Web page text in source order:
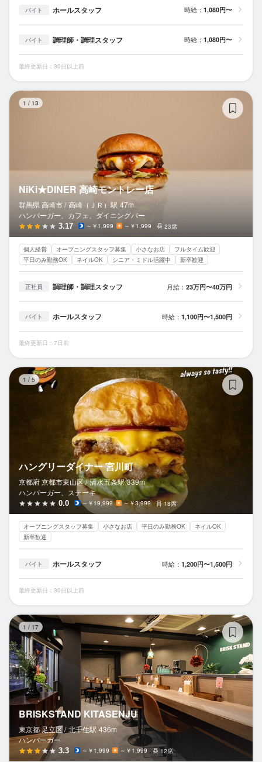
バイト ホールスタッフ 時給： 1,080円〜
バイト 調理師・調理スタッフ 時給： 1,080円〜
最終更新日：30日以上前
1 / 13
NiKi★DINER 高崎モントレー店
群馬県 高崎市 / 高崎（ＪＲ） 駅 47m
ハンバーガー、カフェ、ダイニングバー
3.17 ～￥1,999 ～￥1,999 23席
個人経営 オープニングスタッフ募集 小さなお店
フルタイム歓迎
平日のみ勤務OK
ネイルOK シニア・ミドル活躍中 新卒歓迎
正社員 調理師・調理スタッフ 月給： 23万円〜40万円
バイト ホールスタッフ 時給： 1,100円〜1,500円
最終更新日：7日前
1 / 5
ハングリーダイナー 宮川町
京都府 京都市東山区 / 清水五条駅 339m
ハンバーガー、ステーキ
0.0 ～￥19,999 ～￥3,999 18席
オープニングスタッフ募集 小さなお店 平日のみ勤務OK
ネイルOK
新卒歓迎
バイト ホールスタッフ 時給： 1,200円〜1,500円
最終更新日：30日以上前
1 / 17
BRISKSTAND KITASENJU
東京都 足立区 / 北千住駅 436m
ハンバーガー
3.3 ～￥1,999 ～￥1,999 12席